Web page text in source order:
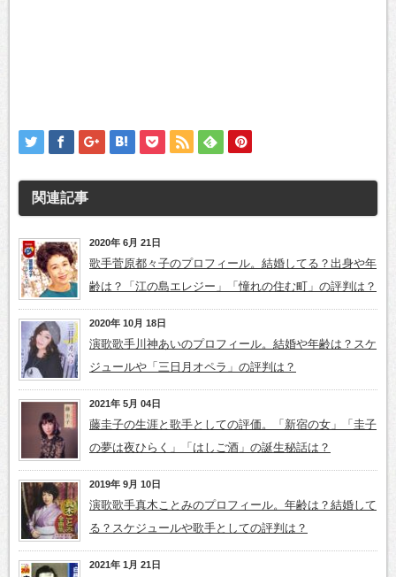
関連記事
2020年 6月 21日
歌手菅原都々子のプロフィール。結婚してる？出身や年
齢は？「江の島エレジー」「憧れの住む町」の評判は？
2020年 10月 18日
演歌歌手川神あいのプロフィール。結婚や年齢は？スケ
ジュールや「三日月オペラ」の評判は？
2021年 5月 04日
藤圭子の生涯と歌手としての評価。「新宿の女」「圭子
の夢は夜ひらく」「はしご酒」の誕生秘話は？
2019年 9月 10日
演歌歌手真木ことみのプロフィール。年齢は？結婚して
る？スケジュールや歌手としての評判は？
2021年 1月 21日